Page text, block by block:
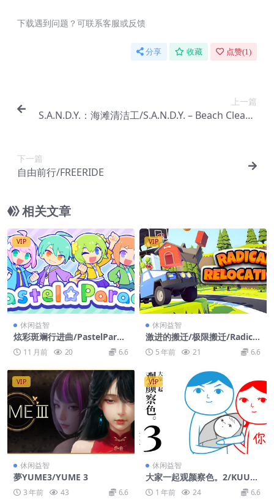
下载遇到问题？可联系客服或反馈
分享 收藏 点赞(1)
上一篇
S.A.N.D.Y.：海滩清洁工/S.A.N.D.Y. – Beach Cleane
下一篇
自由前行/FREERIDE
相关文章
VIP
休闲益智
炫彩斑斓行进曲/PastelParad
e 11 月前 20 6.6
VIP
休闲益智
激进的搬迁/极限搬迁/Radical
Relocation
5 年前 21 6.6
VIP
休闲益智
夢YUME3/YUME 3
3 年前 43 6.6
VIP
休闲益智
大家一起观颜察色。2/KUUKI
YOMI 2: Consider It More!
– New Era
1 年前 24 6.6